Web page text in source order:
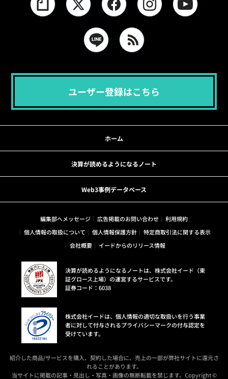
ユーザー登録はこちら
ホーム
決算が読めるようになるノート
Web3事例データベース
編集部へメッセージ 広告掲載のお問い合わせ
利用規約
個人情報の取扱について
個人情報保護方針
特定商取引法に関する表示
会社概要
イードからのリリース情報
決算が読めるようになるノートは、株式会社イード（東
証グロース上場）の運営するサービスです。
証券コード：6038
株式会社イードは、個人情報の適切な取扱いを行う事業
者に対して付与されるプライバシーマークの付与認定を
受けています。
紹介した商品/サービスを購入、契約した場合に、売上の一部が弊社サイトに還元さ
れることがあります。
当サイトに掲載の記事・見出し・写真・画像の無断転載を禁じます。Copyright ©